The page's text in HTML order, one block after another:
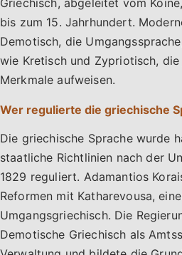
bis zum 15. Jahrhundert.
Demotisch, die
wie Kretisch und Zypriotisch,
Merkmale aufweisen.
Wer regulierte die griechische
Die griechische Sprache wurde
staatliche Richtlinien nach der
1829 reguliert. Adamantios
Reformen mit Katharevousa,
Umgangsgriechisch. Die
Demotische Griechisch als